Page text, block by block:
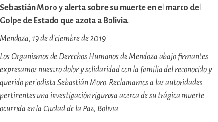
Sebastián Moro y alerta sobre su muerte en el marco del
Golpe de Estado que azota a Bolivia.
Mendoza, 19 de diciembre de 2019
Los Organismos de Derechos Humanos de Mendoza abajo firmantes
expresamos nuestro dolor y solidaridad con la familia del reconocido y
querido periodista Sebastián Moro. Reclamamos a las autoridades
pertinentes una investigación rigurosa acerca de su trágica muerte
ocurrida en la Ciudad de la Paz, Bolivia.